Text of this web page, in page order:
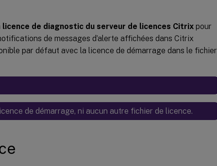
licence de diagnostic du serveur de licences Citrix pour
de messages d’alerte affichées dans Citrix
par défaut avec la licence de démarrage dans le fichier
de démarrage, ni aucun autre fichier de licence.